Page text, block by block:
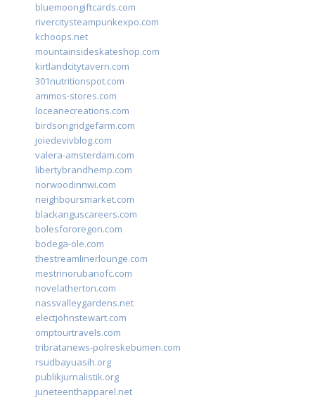
bluemoongiftcards.com
rivercitysteampunkexpo.com
kchoops.net
mountainsideskateshop.com
kirtlandcitytavern.com
301nutritionspot.com
ammos-stores.com
loceanecreations.com
birdsongridgefarm.com
joiedevivblog.com
valera-amsterdam.com
libertybrandhemp.com
norwoodinnwi.com
neighboursmarket.com
blackanguscareers.com
bolesfororegon.com
bodega-ole.com
thestreamlinerlounge.com
mestrinorubanofc.com
novelatherton.com
nassvalleygardens.net
electjohnstewart.com
omptourtravels.com
tribratanews-polreskebumen.com
rsudbayuasih.org
publikjurnalistik.org
juneteenthapparel.net